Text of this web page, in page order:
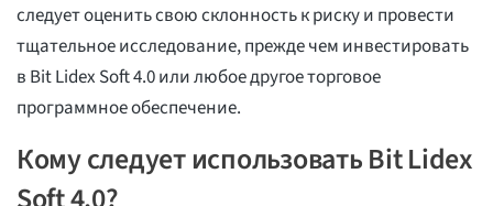
следует оценить свою склонность к риску и провести
тщательное исследование, прежде чем инвестировать
в Bit Lidex Soft 4.0 или любое другое торговое
программное обеспечение.
Кому следует использовать Bit Lidex